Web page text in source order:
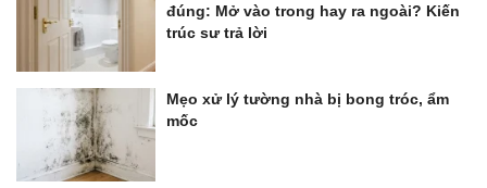
đúng: Mở vào trong hay ra ngoài? Kiến
trúc sư trả lời
Mẹo xử lý tường nhà bị bong tróc, ẩm
mốc